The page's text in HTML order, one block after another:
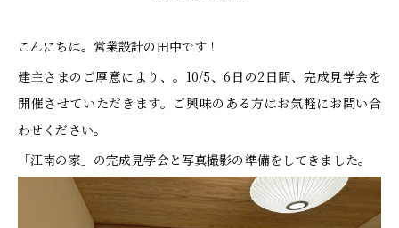
こんにちは。営業設計の田中です！
建主さまのご厚意により、。10/5、6日の2日間、完成見学会を
開催させていただきます。ご興味のある方はお気軽にお問い合
わせください。
「江南の家」の完成見学会と写真撮影の準備をしてきました。